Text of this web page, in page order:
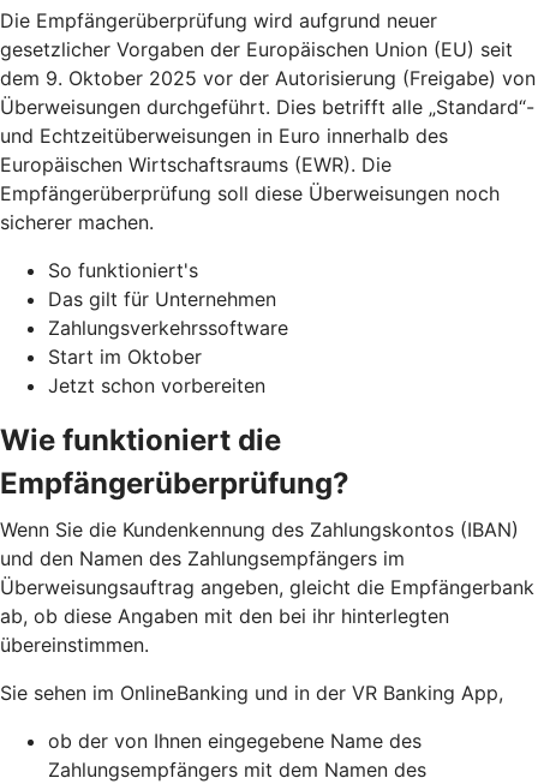
Die Empfängerüberprüfung wird aufgrund neuer
gesetzlicher Vorgaben der Europäischen Union (EU) seit
dem 9. Oktober 2025 vor der Autorisierung (Freigabe) von
Überweisungen durchgeführt. Dies betrifft alle „Standard“-
und Echtzeitüberweisungen in Euro innerhalb des
Europäischen Wirtschaftsraums (EWR). Die
Empfängerüberprüfung soll diese Überweisungen noch
sicherer machen.
So funktioniert's
Das gilt für Unternehmen
Zahlungsverkehrssoftware
Start im Oktober
Jetzt schon vorbereiten
Wie funktioniert die
Empfängerüberprüfung?
Wenn Sie die Kundenkennung des Zahlungskontos (IBAN)
und den Namen des Zahlungsempfängers im
Überweisungsauftrag angeben, gleicht die Empfängerbank
ab, ob diese Angaben mit den bei ihr hinterlegten
übereinstimmen.
Sie sehen im OnlineBanking und in der VR Banking App,
ob der von Ihnen eingegebene Name des
Zahlungsempfängers mit dem Namen des